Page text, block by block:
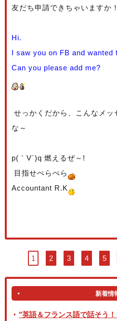
友だち申請できちゃいますか
Hi.
I saw you on FB and wanted
Can you please add me?
せっかくだから、こんなメ
な～
p(｀V´)q 燃えるぜ～!
目指せぺらぺら
Accountant R.K
1 2 3 4 5
新着情
"英語＆フランス語で話そう